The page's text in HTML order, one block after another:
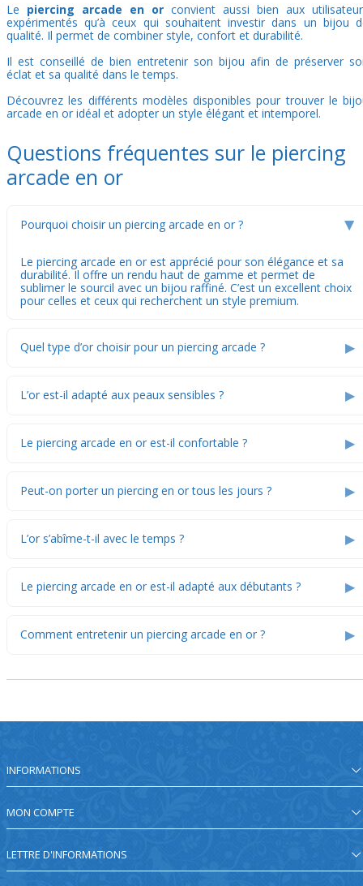
Le piercing arcade en or convient aussi bien aux
expérimentés qu’à ceux qui souhaitent investir dans un bijou
qualité. Il permet de combiner style, confort et durabilité.
Il est conseillé de bien entretenir son bijou afin de préserver
éclat et sa qualité dans le temps.
Découvrez les différents modèles disponibles pour trouver le
arcade en or idéal et adopter un style élégant et intemporel.
Questions fréquentes sur le piercing
arcade en or
Pourquoi choisir un piercing arcade en or ? ▶
Le piercing arcade en or est apprécié pour son élégance et sa
durabilité. Il offre un rendu haut de gamme et permet de
sublimer le sourcil avec un bijou raffiné. C’est un excellent choix
pour celles et ceux qui recherchent un style premium.
Quel type d’or choisir pour un piercing arcade ? ▶
L’or est-il adapté aux peaux sensibles ? ▶
Le piercing arcade en or est-il confortable ? ▶
Peut-on porter un piercing en or tous les jours ? ▶
L’or s’abîme-t-il avec le temps ? ▶
Le piercing arcade en or est-il adapté aux débutants ? ▶
Comment entretenir un piercing arcade en or ? ▶
INFORMATIONS
MON COMPTE
LETTRE D'INFORMATIONS